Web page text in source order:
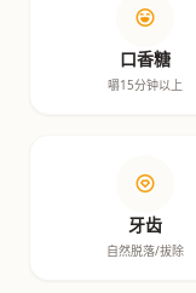
口香糖
嚼15分钟以上
牙齿
自然脱落/拔除